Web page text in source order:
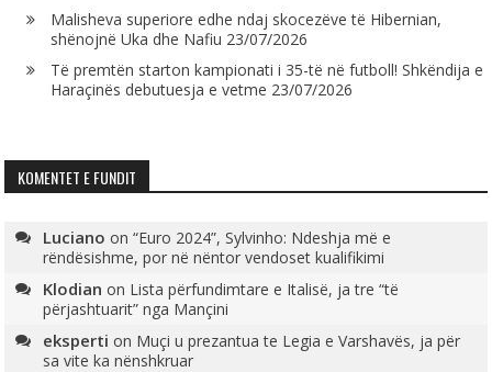
Malisheva superiore edhe ndaj skocezëve të Hibernian,
shënojnë Uka dhe Nafiu 23/07/2026
Të premtën starton kampionati i 35-të në futboll! Shkëndija e
Haraçinës debutuesja e vetme 23/07/2026
KOMENTET E FUNDIT
Luciano on“Euro 2024”, Sylvinho: Ndeshja më e
rëndësishme, por në nëntor vendoset kualifikimi
Klodian on Lista përfundimtare e Italisë, ja tre “të
përjashtuarit” nga Mançini
eksperti on Muçi u prezantua te Legia e Varshavës, ja për
sa vite ka nënshkruar